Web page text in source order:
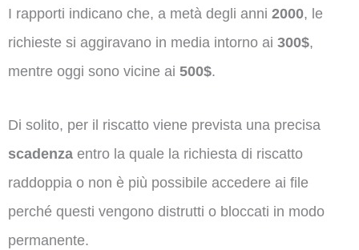
I rapporti indicano che, a metà degli anni 2000, le
richieste si aggiravano in media intorno ai 300$,
mentre oggi sono vicine ai 500$.
Di solito, per il riscatto viene prevista una precisa
scadenza entro la quale la richiesta di riscatto
raddoppia o non è più possibile accedere ai file
perché questi vengono distrutti o bloccati in modo
permanente.